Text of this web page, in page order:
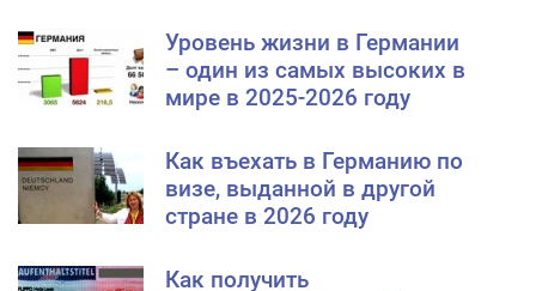
Уровень жизни в Германии
– один из самых высоких в
мире в 2025-2026 году
Как въехать в Германию по
визе, выданной в другой
стране в 2026 году
Как получить